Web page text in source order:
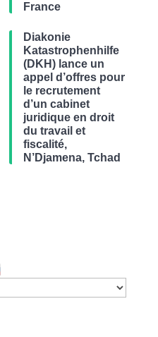
France
Diakonie
Katastrophenhilfe
(DKH) lance un
appel d’offres pour
le recrutement
d’un cabinet
juridique en droit
du travail et
fiscalité,
N’Djamena, Tchad